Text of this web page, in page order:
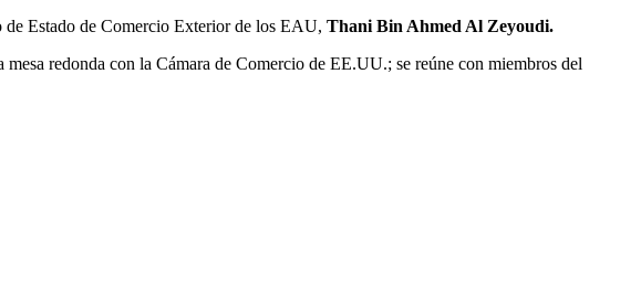
Estado de Comercio Exterior de los EAU, Thani Bin Ahmed Al Zeyoudi.
redonda con la Cámara de Comercio de EE.UU.; se reúne con miembros del